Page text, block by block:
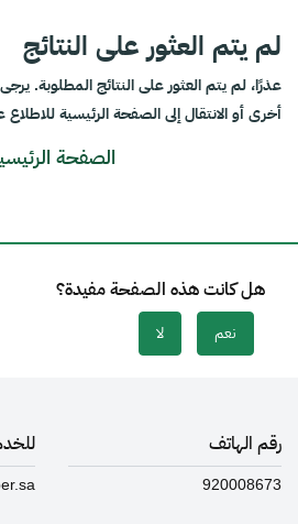
لم يتم العثور على النتائج
عذرًا، لم يتم العثور على النتائج المطلوبة.
أخرى أو الانتقال إلى الصفحة الرئيسية
الصفحة
هل كانت هذه الصفحة مفيدة؟
نعم لا
رقم الهاتف
920008673